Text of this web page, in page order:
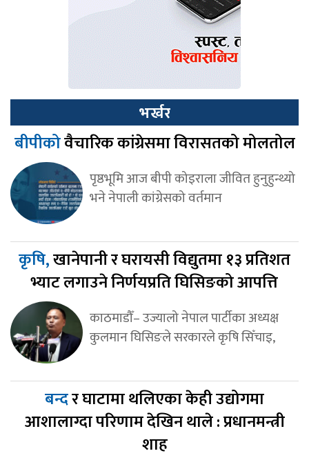
भर्खर
बीपीकोवैचारिक कांग्रेसमा विरासतको मोलतोल
पृष्ठभूमि आज बीपी कोइराला जीवित हुनुहुन्थ्यो
भने नेपाली कांग्रेसको वर्तमान
कृषि,खानेपानी र घरायसी विद्युतमा १३ प्रतिशत
भ्याट लगाउने निर्णयप्रति घिसिङको आपत्ति
काठमाडौँ– उज्यालो नेपाल पार्टीका अध्यक्ष
कुलमान घिसिङले सरकारले कृषि सिँचाइ,
बन्दर घाटामा थलिएका केही उद्योगमा
आशालाग्दा परिणाम देखिन थाले : प्रधानमन्त्री
शाह